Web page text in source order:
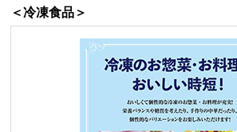
＜冷凍食品＞